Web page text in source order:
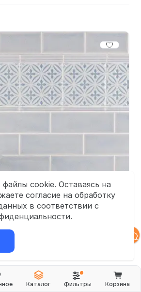
cookie. Оставаясь на
согласие на обработку
в соответствии с
Grazia
Каталог Фильтры Корзина